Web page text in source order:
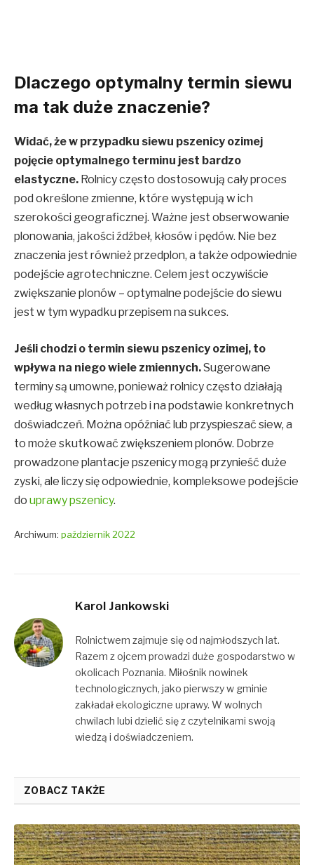
Dlaczego optymalny termin siewu
ma tak duże znaczenie?
Widać, że w przypadku siewu pszenicy ozimej
pojęcie optymalnego terminu jest bardzo
elastyczne. Rolnicy często dostosowują cały proces
pod określone zmienne, które występują w ich
szerokości geograficznej. Ważne jest obserwowanie
plonowania, jakości źdźbeł, kłosów i pędów. Nie bez
znaczenia jest również przedplon, a także odpowiednie
podejście agrotechniczne. Celem jest oczywiście
zwiększanie plonów – optymalne podejście do siewu
jest w tym wypadku przepisem na sukces.
Jeśli chodzi o termin siewu pszenicy ozimej, to
wpływa na niego wiele zmiennych.Sugerowane
terminy są umowne, ponieważ rolnicy często działają
według własnych potrzeb i na podstawie konkretnych
doświadczeń. Można opóźniać lub przyspieszać siew, a
to może skutkować zwiększeniem plonów. Dobrze
prowadzone plantacje pszenicy mogą przynieść duże
zyski, ale liczy się odpowiednie, kompleksowe podejście
do uprawy pszenicy.
Archiwum: październik 2022
Karol Jankowski
Rolnictwem zajmuje się od najmłodszych lat.
Razem z ojcem prowadzi duże gospodarstwo w
okolicach Poznania. Miłośnik nowinek
technologicznych, jako pierwszy w gminie
zakładał ekologiczne uprawy. W wolnych
chwilach lubi dzielić się z czytelnikami swoją
wiedzą i doświadczeniem.
ZOBACZ TAKŻE